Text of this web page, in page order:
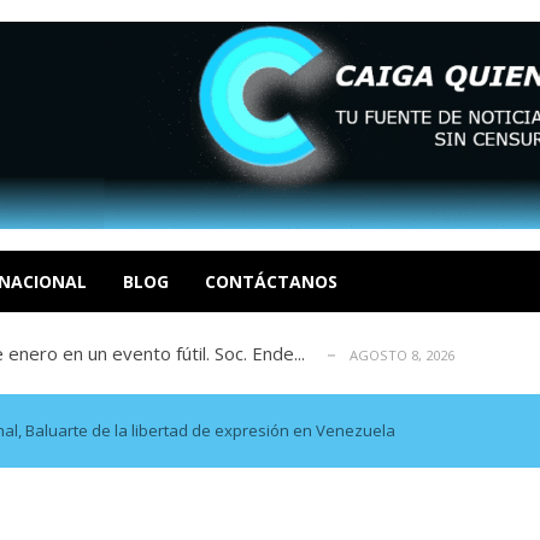
BLOG CONTÁCTANOS
R AGOSTO 8, 2026
Realpolitik y el Desmante... AGOSTO 8, 2026
García AGOSTO 7, 2026
en un evento fútil. Soc. Ende...
Luis Centeno S AGOSTO 8, 2026
R AGOSTO 8, 2026
Realpolitik y el Desmante... AGOSTO 8, 2026
García AGOSTO 7, 2026
Baluarte de la libertad de expresión en Venezuela